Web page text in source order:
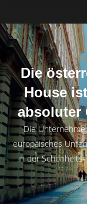
Die
House
absoluter
Die
europäisches
in der